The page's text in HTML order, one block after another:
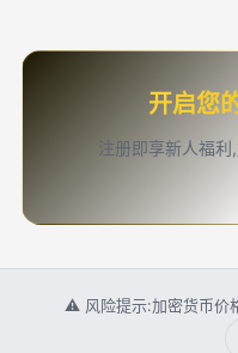
开启您
注册即享新人福
⚠ 风险提示:加密货币价